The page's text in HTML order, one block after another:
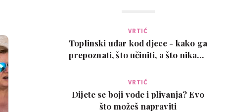
VRTIĆ
Toplinski udar kod djece - kako ga
prepoznati, što učiniti, a što nikako
VRTIĆ
Dijete se boji vode i plivanja? Evo
što možeš napraviti